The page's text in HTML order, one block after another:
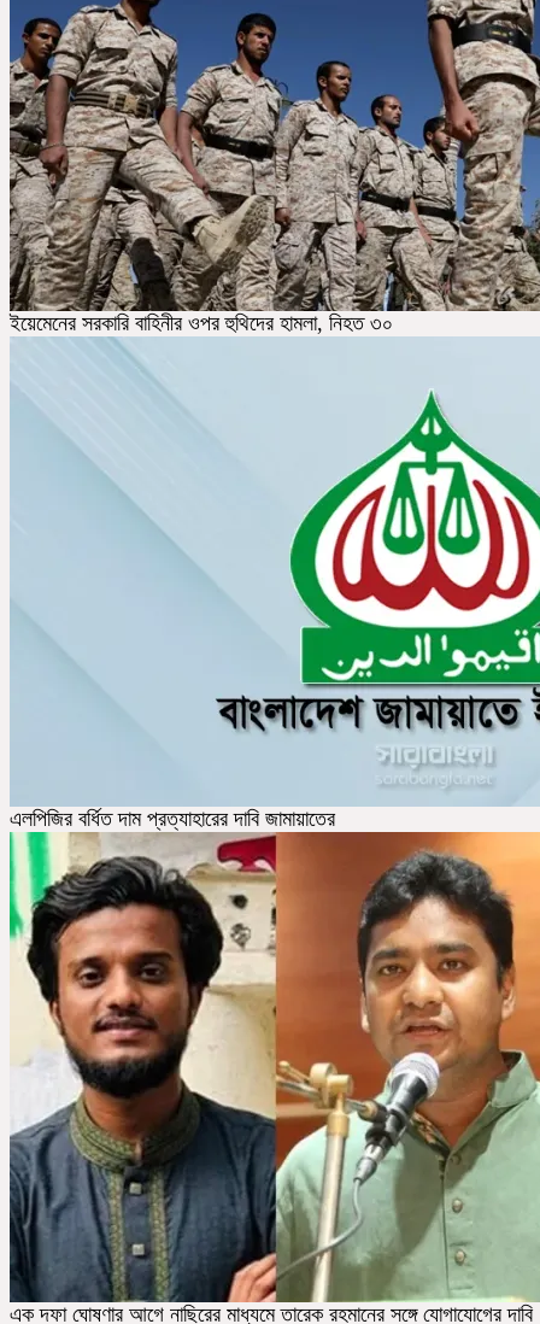
ইয়েমেনের সরকারি বাহিনীর ওপর হুথিদের হামলা, নিহত ৩০
এলপিজির বর্ধিত দাম প্রত্যাহারের দাবি জামায়াতের
এক দফা ঘোষণার আগে নাছিরের মাধ্যমে তারেক রহমানের সঙ্গে যোগাযোগের দাবি